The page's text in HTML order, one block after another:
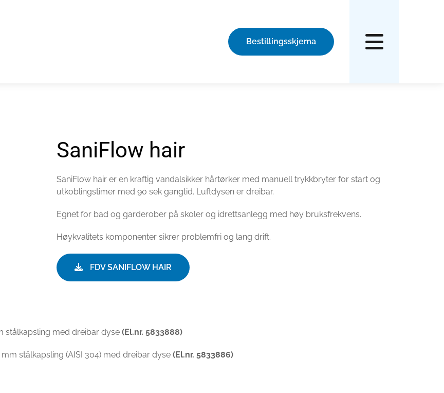
Bestillingsskjema
SaniFlow hair
SaniFlow hair er en kraftig vandalsikker hårtørker med manuell trykkbryter for start og
utkoblingstimer med 90 sek gangtid. Luftdysen er dreibar.
Egnet for bad og garderober på skoler og idrettsanlegg med høy bruksfrekvens.
Høykvalitets komponenter sikrer problemfri og lang drift.
FDV SANIFLOW HAIR
stålkapsling med dreibar dyse (El.nr. 5833888)
stålkapsling (AISI 304) med dreibar dyse (El.nr. 5833886)